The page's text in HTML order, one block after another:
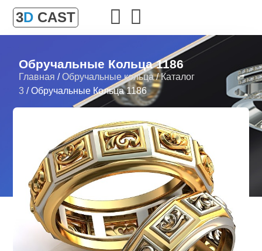
3D CAST
Обручальные Кольца 1186
Главная /Обручальные кольца/Каталог
3 / Обручальные Кольца 1186